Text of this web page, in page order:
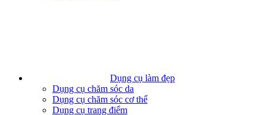
Dụng cụ làm đẹp
Dụng cụ chăm sóc da
Dụng cụ chăm sóc cơ thể
Dụng cụ trang điểm